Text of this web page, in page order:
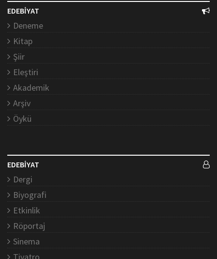
EDEBİYAT
Deneme
Kitap
Şiir
Eleştiri
Akademik
Arşiv
Öykü
EDEBİYAT
Dergi
Biyografi
Etkinlik
Röportaj
Sinema